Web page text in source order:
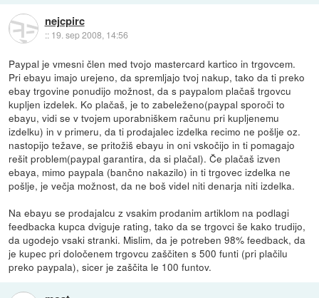
nejcpirc
:: 19. sep 2008, 14:56
Paypal je vmesni člen med tvojo mastercard kartico in trgovcem.
Pri ebayu imajo urejeno, da spremljajo tvoj nakup, tako da ti preko
ebay trgovine ponudijo možnost, da s paypalom plačaš trgovcu
kupljen izdelek. Ko plačaš, je to zabeleženo(paypal sporoči to
ebayu, vidi se v tvojem uporabniškem računu pri kupljenemu
izdelku) in v primeru, da ti prodajalec izdelka recimo ne pošlje oz.
nastopijo težave, se pritožiš ebayu in oni vskočijo in ti pomagajo
rešit problem(paypal garantira, da si plačal). Če plačaš izven
ebaya, mimo paypala (bančno nakazilo) in ti trgovec izdelka ne
pošlje, je večja možnost, da ne boš videl niti denarja niti izdelka.
Na ebayu se prodajalcu z vsakim prodanim artiklom na podlagi
feedbacka kupca dviguje rating, tako da se trgovci še kako trudijo,
da ugodejo vsaki stranki. Mislim, da je potreben 98% feedback, da
je kupec pri določenem trgovcu zaščiten s 500 funti (pri plačilu
preko paypala), sicer je zaščita le 100 funtov.